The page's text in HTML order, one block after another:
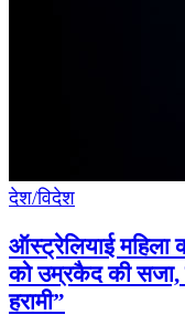
देश/विदेश
ऑस्ट्रेलियाई महिला
को उम्रकैद की सजा,
हरामी”